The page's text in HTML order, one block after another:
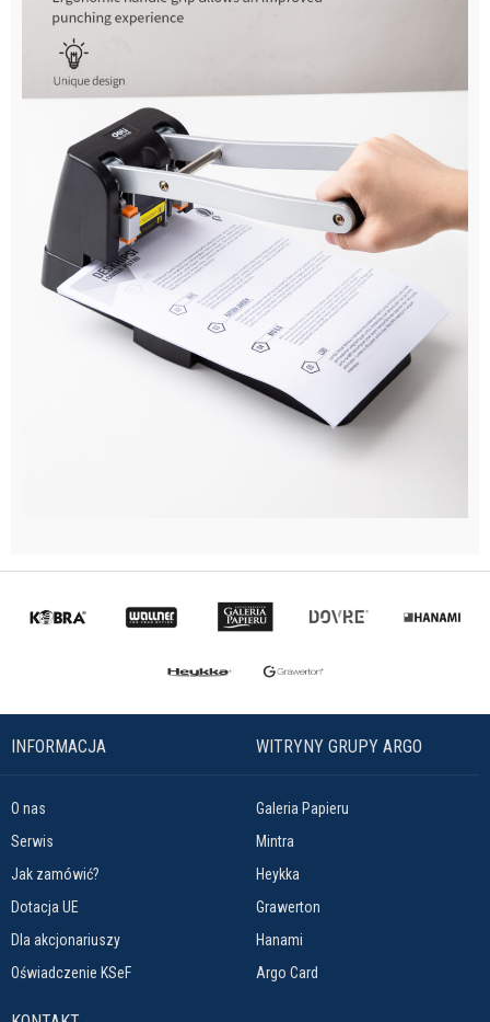
INFORMACJA
O nas
Serwis
Jak zamówić?
Dotacja UE
Dla akcjonariuszy
Oświadczenie KSeF
WITRYNY GRUPY ARGO
Galeria Papieru
Mintra
Heykka
Grawerton
Hanami
Argo Card